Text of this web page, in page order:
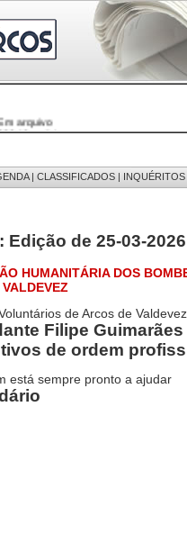
arquivo
notícias
mensagens
registos
| CLASSIFICADOS | INQUÉRITOS
Edição de 25-03-2026
HUMANITÁRIA DOS
de Arcos de Valdevez
Filipe
de ordem
está sempre pronto a ajudar